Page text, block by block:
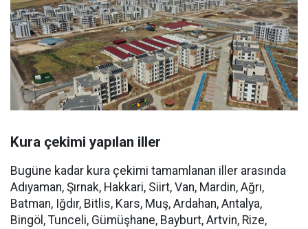
Kura çekimi yapılan iller
Bugüne kadar kura çekimi tamamlanan iller arasında
Adıyaman, Şırnak, Hakkari, Siirt, Van, Mardin, Ağrı,
Batman, Iğdır, Bitlis, Kars, Muş, Ardahan, Antalya,
Bingöl, Tunceli, Gümüşhane, Bayburt, Artvin, Rize,